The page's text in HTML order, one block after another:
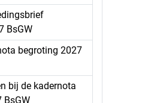
BsGW
begroting 2027
bij de kadernota
BsGW